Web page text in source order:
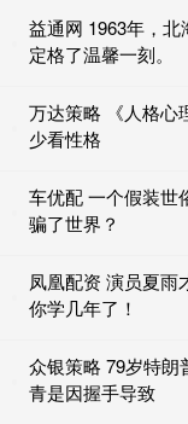
益通网 1963年，
定格了温馨一刻。
万达策略 《人格心
少看性格
车优配 一个假装世
骗了世界？
凤凰配资 演员夏雨
你学几年了！
众银策略 79岁特朗
青是因握手导致